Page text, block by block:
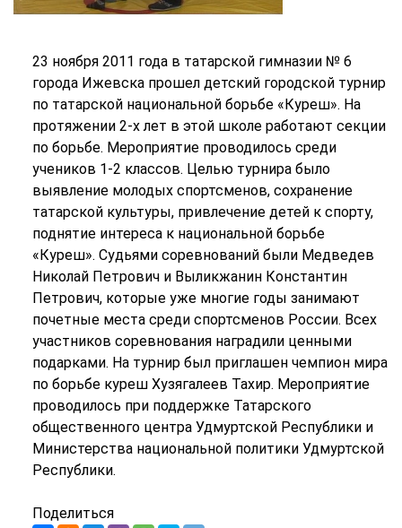
23 ноября 2011 года в татарской гимназии № 6
города Ижевска прошел детский городской турнир
по татарской национальной борьбе «Куреш». На
протяжении 2-х лет в этой школе работают секции
по борьбе. Мероприятие проводилось среди
учеников 1-2 классов. Целью турнира было
выявление молодых спортсменов, сохранение
татарской культуры, привлечение детей к спорту,
поднятие интереса к национальной борьбе
«Куреш». Судьями соревнований были Медведев
Николай Петрович и Выликжанин Константин
Петрович, которые уже многие годы занимают
почетные места среди спортсменов России. Всех
участников соревнования наградили ценными
подарками. На турнир был приглашен чемпион мира
по борьбе куреш Хузягалеев Тахир. Мероприятие
проводилось при поддержке Татарского
общественного центра Удмуртской Республики и
Министерства национальной политики Удмуртской
Республики.
Поделиться